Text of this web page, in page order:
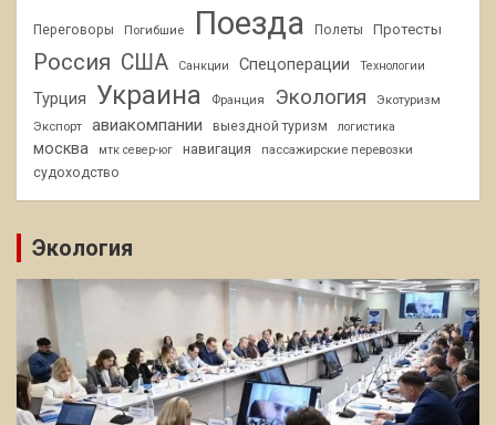
Переговоры Погибшие Поезда Полеты Протесты
Россия США Санкции Спецоперации Технологии
Турция Украина Франция Экология
Экотуризм
Экспорт
авиакомпании выездной туризм логистика
москва мтк север-юг навигация
пассажирские перевозки
судоходство
Экология